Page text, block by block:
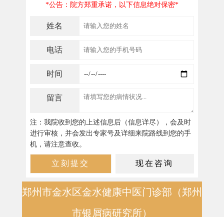
*公告：院方郑重承诺，以下信息绝对保密*
姓名
电话
时间
留言
注：我院收到您的上述信息后（信息详尽），会及时
进行审核，并会发出专家号及详细来院路线到您的手
机，请注意查收。
郑州市金水区金水健康中医门诊部（郑州
市银屑病研究所）